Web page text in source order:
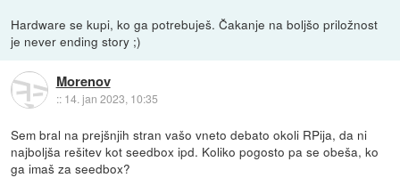
Hardware se kupi, ko ga potrebuješ. Čakanje na boljšo priložnost
je never ending story ;)
Morenov
:: 14. jan 2023, 10:35
Sem bral na prejšnjih stran vašo vneto debato okoli RPija, da ni
najboljša rešitev kot seedbox ipd. Koliko pogosto pa se obeša, ko
ga imaš za seedbox?